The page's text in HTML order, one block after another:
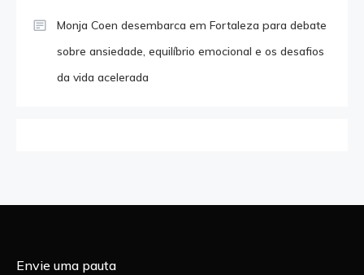
Monja Coen desembarca em Fortaleza para debate
sobre ansiedade, equilíbrio emocional e os desafios
da vida acelerada
Envie uma pauta